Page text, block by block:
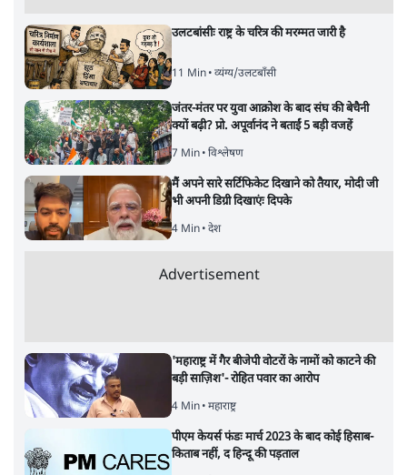
उलटबांसीः राष्ट्र के चरित्र की मरम्मत जारी है
11 Min• व्यंग्य/उलटबाँसी
जंतर-मंतर पर युवा आक्रोश के बाद संघ की बेचैनी
क्यों बढ़ी? प्रो. अपूर्वानंद ने बताईं 5 बड़ी वजहें
7 Min• विश्लेषण
मैं अपने सारे सर्टिफिकेट दिखाने को तैयार, मोदी जी
भी अपनी डिग्री दिखाएंः दिपके
4 Min• देश
Advertisement
'महाराष्ट्र में गैर बीजेपी वोटरों के नामों को काटने की
बड़ी साज़िश'- रोहित पवार का आरोप
4 Min• महाराष्ट्र
पीएम केयर्स फंडः मार्च 2023 के बाद कोई हिसाब-
किताब नहीं, द हिन्दू की पड़ताल